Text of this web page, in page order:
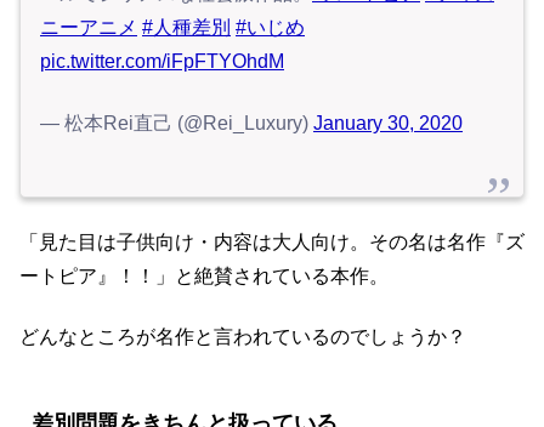
ニーアニメ #人種差別 #いじめ
pic.twitter.com/iFpFTYOhdM
— 松本Rei直己 (@Rei_Luxury) January 30, 2020
「見た目は子供向け・内容は大人向け。その名は名作『ズ
ートピア』！！」と絶賛されている本作。
どんなところが名作と言われているのでしょうか？